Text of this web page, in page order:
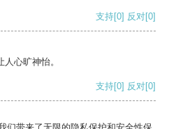
支持[0] 反对[0]
心旷神怡。
支持[0] 反对[0]